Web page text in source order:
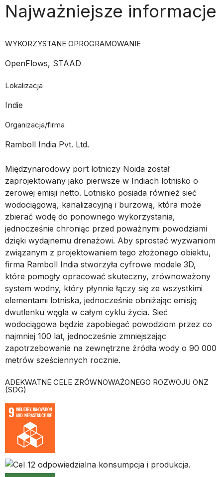
Najważniejsze informacje
WYKORZYSTANE OPROGRAMOWANIE
OpenFlows, STAAD
Lokalizacja
Indie
Organizacja/firma
Ramboll India Pvt. Ltd.
Międzynarodowy port lotniczy Noida został
zaprojektowany jako pierwsze w Indiach lotnisko o
zerowej emisji netto. Lotnisko posiada również sieć
wodociągową, kanalizacyjną i burzową, która może
zbierać wodę do ponownego wykorzystania,
jednocześnie chroniąc przed poważnymi powodziami
dzięki wydajnemu drenażowi. Aby sprostać wyzwaniom
związanym z projektowaniem tego złożonego obiektu,
firma Ramboll India stworzyła cyfrowe modele 3D,
które pomogły opracować skuteczny, zrównoważony
system wodny, który płynnie łączy się ze wszystkimi
elementami lotniska, jednocześnie obniżając emisję
dwutlenku węgla w całym cyklu życia. Sieć
wodociągowa będzie zapobiegać powodziom przez co
najmniej 100 lat, jednocześnie zmniejszając
zapotrzebowanie na zewnętrzne źródła wody o 90 000
metrów sześciennych rocznie.
ADEKWATNE CELE ZRÓWNOWAŻONEGO ROZWOJU ONZ
(SDG)